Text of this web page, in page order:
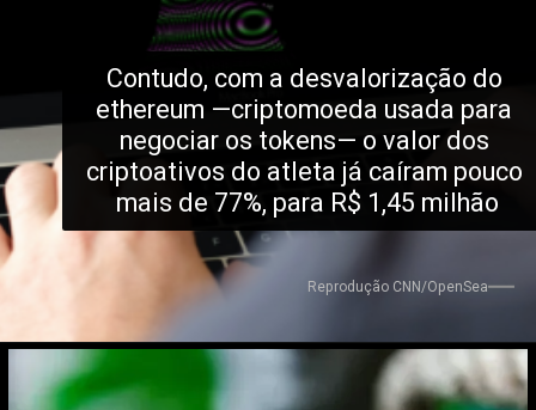
Contudo, com a desvalorização do
ethereum —criptomoeda usada para
negociar os tokens— o valor dos
criptoativos do atleta já caíram pouco
mais de 77%, para R$ 1,45 milhão
Reprodução CNN/OpenSea